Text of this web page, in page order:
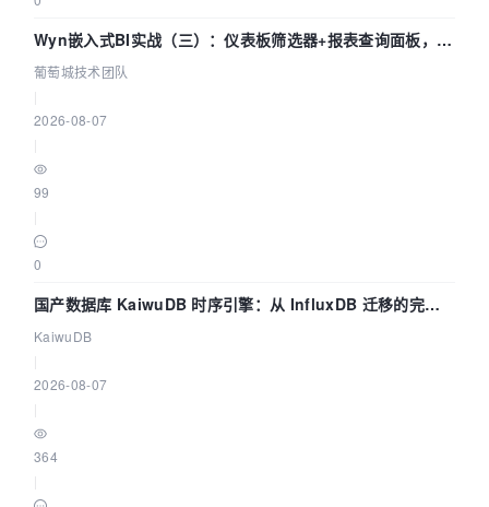
Wyn嵌入式BI实战（三）：仪表板筛选器+报表查询面板，参
数联动全闭环
葡萄城技术团队
2026-08-07
99
0
国产数据库 KaiwuDB 时序引擎：从 InfluxDB 迁移的完整
技术路径
KaiwuDB
2026-08-07
364